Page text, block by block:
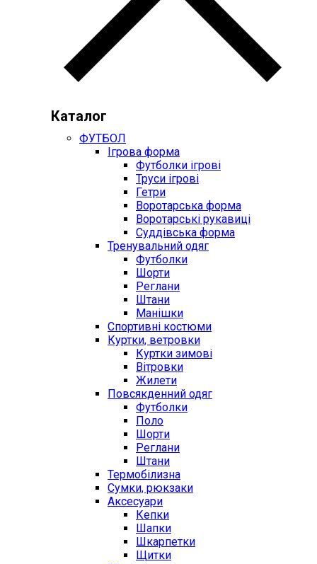
Каталог
ФУТБОЛ
Ігрова форма
Футболки ігрові
Труси ігрові
Гетри
Воротарська форма
Воротарські рукавиці
Суддівська форма
Тренувальний одяг
Футболки
Шорти
Реглани
Штани
Манішки
Спортивні костюми
Куртки, ветровки
Куртки зимові
Вітровки
Жилети
Повсякденний одяг
Футболки
Поло
Шорти
Реглани
Штани
Термобілизна
Сумки, рюкзаки
Аксесуари
Кепки
Шапки
Шкарпетки
Щитки